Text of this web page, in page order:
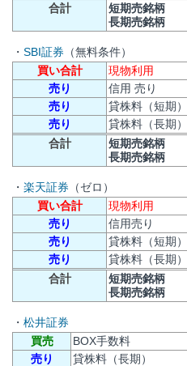
合計
短期売銘柄
長期売銘柄
・ SBI証券 （無料条件）
買い合計
現物利用
売り
信用 売り
売り
貸株料（短期）
売り
貸株料（長期）
合計
短期売銘柄
長期売銘柄
・ 楽天証券 （ゼロ）
買い合計
現物利用
売り
信用売り
売り
貸株料（短期）
売り
貸株料（長期）
合計
短期売銘柄
長期売銘柄
・ 松井証券
買売
BOX手数料
売り
貸株料（長期）